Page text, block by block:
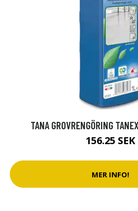
TANA GROVRENGÖRING
156.25 SEK
MER INFO!